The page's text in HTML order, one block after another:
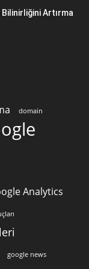
Artırma
domain
Analytics
google news